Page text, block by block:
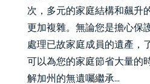
次，多元的家庭結構和飆升
更加複雜。無論您是擔心保
處理已故家庭成員的遺產，
可以為您的家庭節省大量的
解加州的無遺囑繼承...